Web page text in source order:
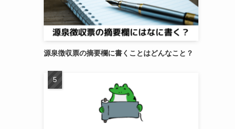
源泉徴収票の摘要欄に書くことはどんなこと？